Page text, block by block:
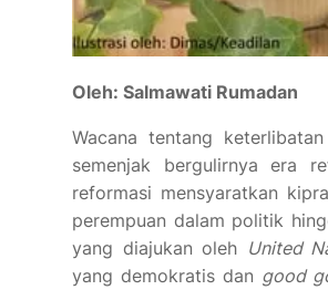
Oleh: Salmawati Rumadan
Wacana tentang
semenjak bergulirnya era
reformasi mensyaratkan
perempuan dalam politik
yang diajukan oleh United
yang demokratis dan good